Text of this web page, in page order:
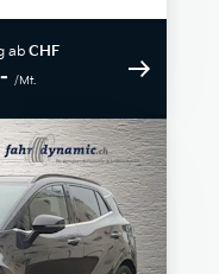
abCHF
/Mt.